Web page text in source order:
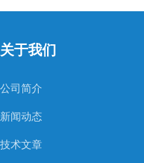
关于我们
公司简介
新闻动态
技术文章